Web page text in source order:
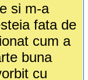
si m-a
fata de
cum a
buna
cu